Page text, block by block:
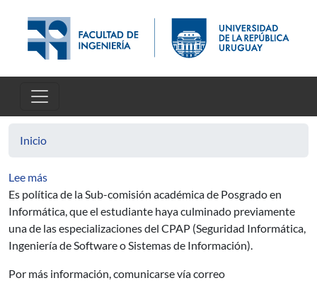
Inicio
Lee mássobre ¿Qué necesito para inscribirme a una maestría del
Es política de la Sub-comisión académica de Posgrado en
Informática, que el estudiante haya culminado previamente
una de las especializaciones del CPAP (Seguridad Informática,
Ingeniería de Software o Sistemas de Información).
Por más información,comunicarse vía correo